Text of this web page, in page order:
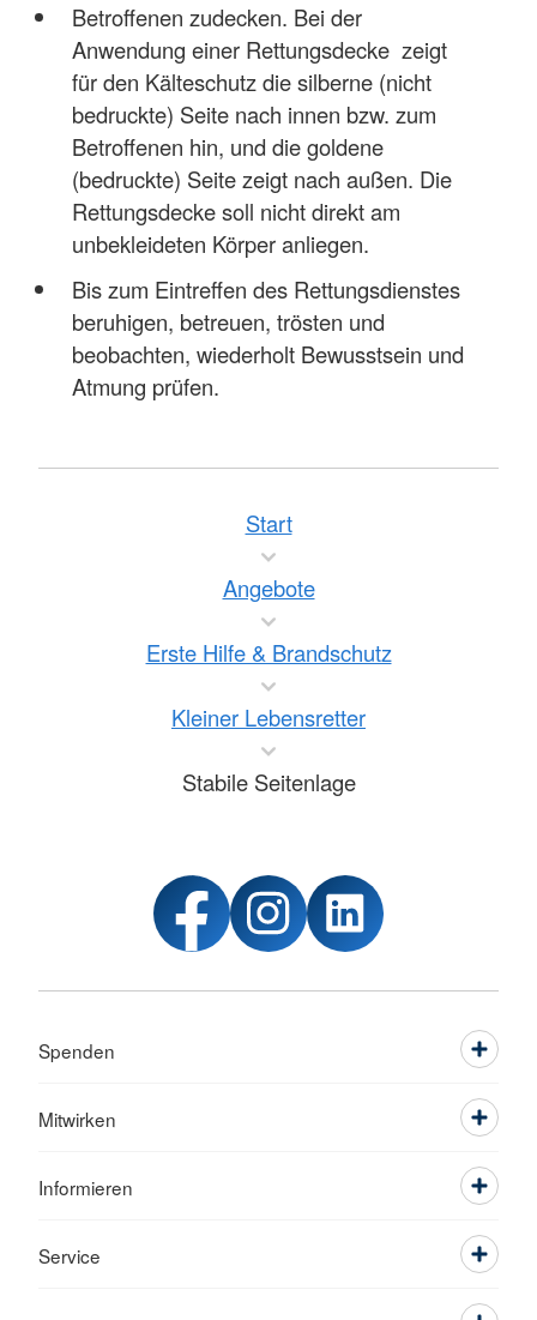
Betroffenen zudecken. Bei der
Anwendung einer Rettungsdecke zeigt
für den Kälteschutz die silberne (nicht
bedruckte) Seite nach innen bzw. zum
Betroffenen hin, und die goldene
(bedruckte) Seite zeigt nach außen. Die
Rettungsdecke soll nicht direkt am
unbekleideten Körper anliegen.
Bis zum Eintreffen des Rettungsdienstes
beruhigen, betreuen, trösten und
beobachten, wiederholt Bewusstsein und
Atmung prüfen.
Start
Angebote
Erste Hilfe & Brandschutz
Kleiner Lebensretter
Stabile Seitenlage
Spenden
Mitwirken
Informieren
Service